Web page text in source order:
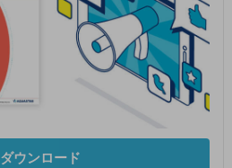
ダウンロード